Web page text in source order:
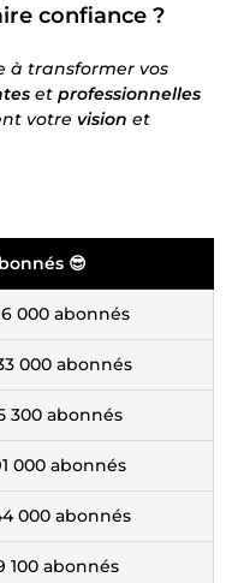
confiance ?
à transformer vos
et professionnelles
votre vision et
😎
000 abonnés
000 abonnés
300 abonnés
000 abonnés
000 abonnés
100 abonnés